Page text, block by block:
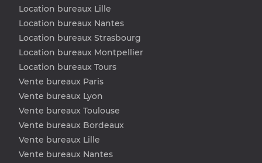
Location bureaux Lille
Location bureaux Nantes
Location bureaux Strasbourg
Location bureaux Montpellier
Location bureaux Tours
Vente bureaux Paris
Vente bureaux Lyon
Vente bureaux Toulouse
Vente bureaux Bordeaux
Vente bureaux Lille
Vente bureaux Nantes